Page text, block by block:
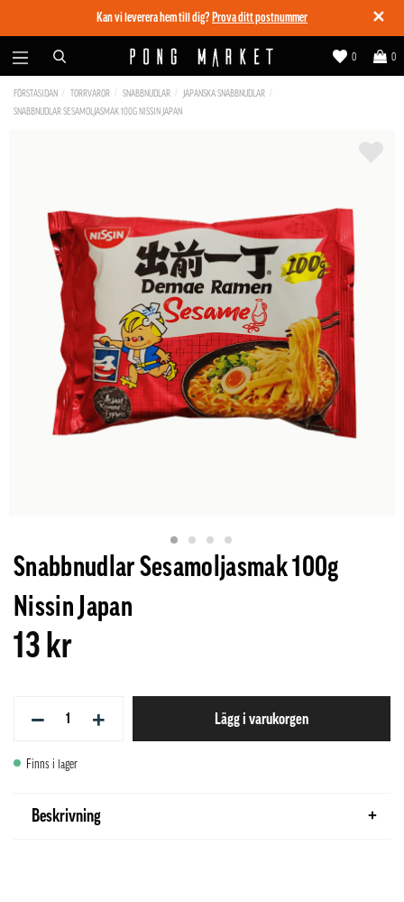
✕
Kan vi leverera hem till dig? Prova ditt postnummer
0
0
FÖRSTASIDAN TORRVAROR SNABBNUDLAR
JAPANSKA SNABBNUDLAR
SNABBNUDLAR SESAMOLJASMAK 100G NISSIN JAPAN
Snabbnudlar Sesamoljasmak 100g
Nissin Japan
13 kr
− + Lägg i varukorgen
Finns i lager
Beskrivning